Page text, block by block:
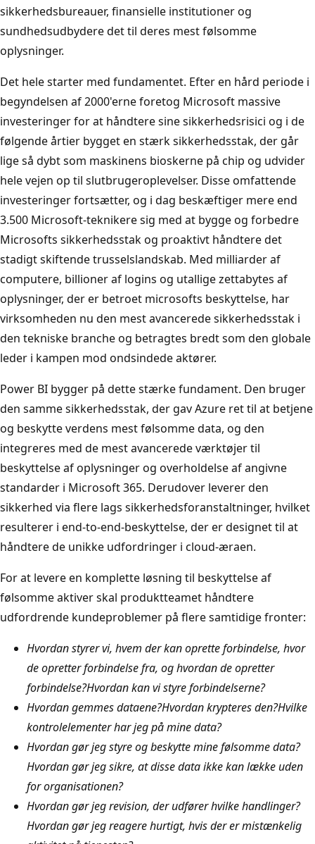
sikkerhedsbureauer, finansielle institutioner og
sundhedsudbydere det til deres mest følsomme
oplysninger.
Det hele starter med fundamentet. Efter en hård periode i
begyndelsen af 2000'erne foretog Microsoft massive
investeringer for at håndtere sine sikkerhedsrisici og i de
følgende årtier bygget en stærk sikkerhedsstak, der går
lige så dybt som maskinens bioskerne på chip og udvider
hele vejen op til slutbrugeroplevelser. Disse omfattende
investeringer fortsætter, og i dag beskæftiger mere end
3.500 Microsoft-teknikere sig med at bygge og forbedre
Microsofts sikkerhedsstak og proaktivt håndtere det
stadigt skiftende trusselslandskab. Med milliarder af
computere, billioner af logins og utallige zettabytes af
oplysninger, der er betroet microsofts beskyttelse, har
virksomheden nu den mest avancerede sikkerhedsstak i
den tekniske branche og betragtes bredt som den globale
leder i kampen mod ondsindede aktører.
Power BI bygger på dette stærke fundament. Den bruger
den samme sikkerhedsstak, der gav Azure ret til at betjene
og beskytte verdens mest følsomme data, og den
integreres med de mest avancerede værktøjer til
beskyttelse af oplysninger og overholdelse af angivne
standarder i Microsoft 365. Derudover leverer den
sikkerhed via flere lags sikkerhedsforanstaltninger, hvilket
resulterer i end-to-end-beskyttelse, der er designet til at
håndtere de unikke udfordringer i cloud-æraen.
For at levere en komplette løsning til beskyttelse af
følsomme aktiver skal produktteamet håndtere
udfordrende kundeproblemer på flere samtidige fronter:
Hvordan styrer vi, hvem der kan oprette forbindelse, hvor
de opretter forbindelse fra, og hvordan de opretter
forbindelse?Hvordan kan vi styre forbindelserne?
Hvordan gemmes dataene?Hvordan krypteres den?Hvilke
kontrolelementer har jeg på mine data?
Hvordan gør jeg styre og beskytte mine følsomme data?
Hvordan gør jeg sikre, at disse data ikke kan lække uden
for organisationen?
Hvordan gør jeg revision, der udfører hvilke handlinger?
Hvordan gør jeg reagere hurtigt, hvis der er mistænkelig